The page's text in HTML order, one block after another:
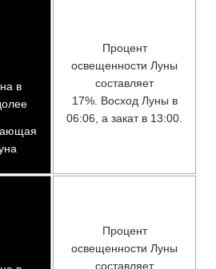
в
Процент
освещенности Луны
составляет
17%. Восход Луны в
06:06, а закат в 13:00.
Процент
освещенности Луны
составляет